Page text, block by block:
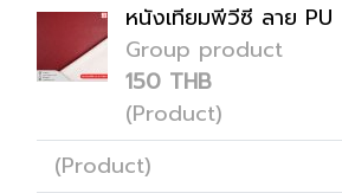
หนังเทียมพีวีซี ลาย PU
Group product
150 THB
(Product)
(Product)